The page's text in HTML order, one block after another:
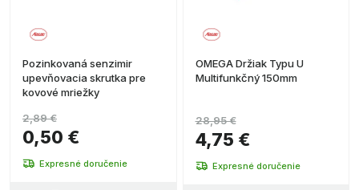
Pozinkovaná senzimir
upevňovacia skrutka pre
kovové mriežky
0,50 €
2,89 €
Expresné doručenie
OMEGA Držiak Typu U
Multifunkčný 150mm
4,75 €
28,95 €
Expresné doručenie